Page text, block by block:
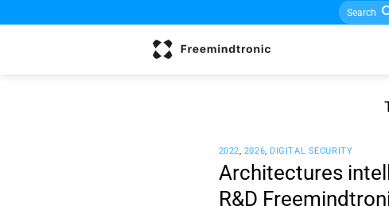
to
Search
for:
2022, 2026, DIGITAL SECURITY
Architectures
R&D